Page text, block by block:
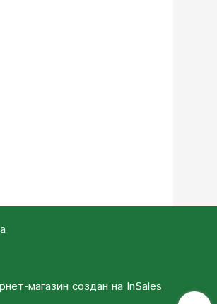
магазин создан на InSales